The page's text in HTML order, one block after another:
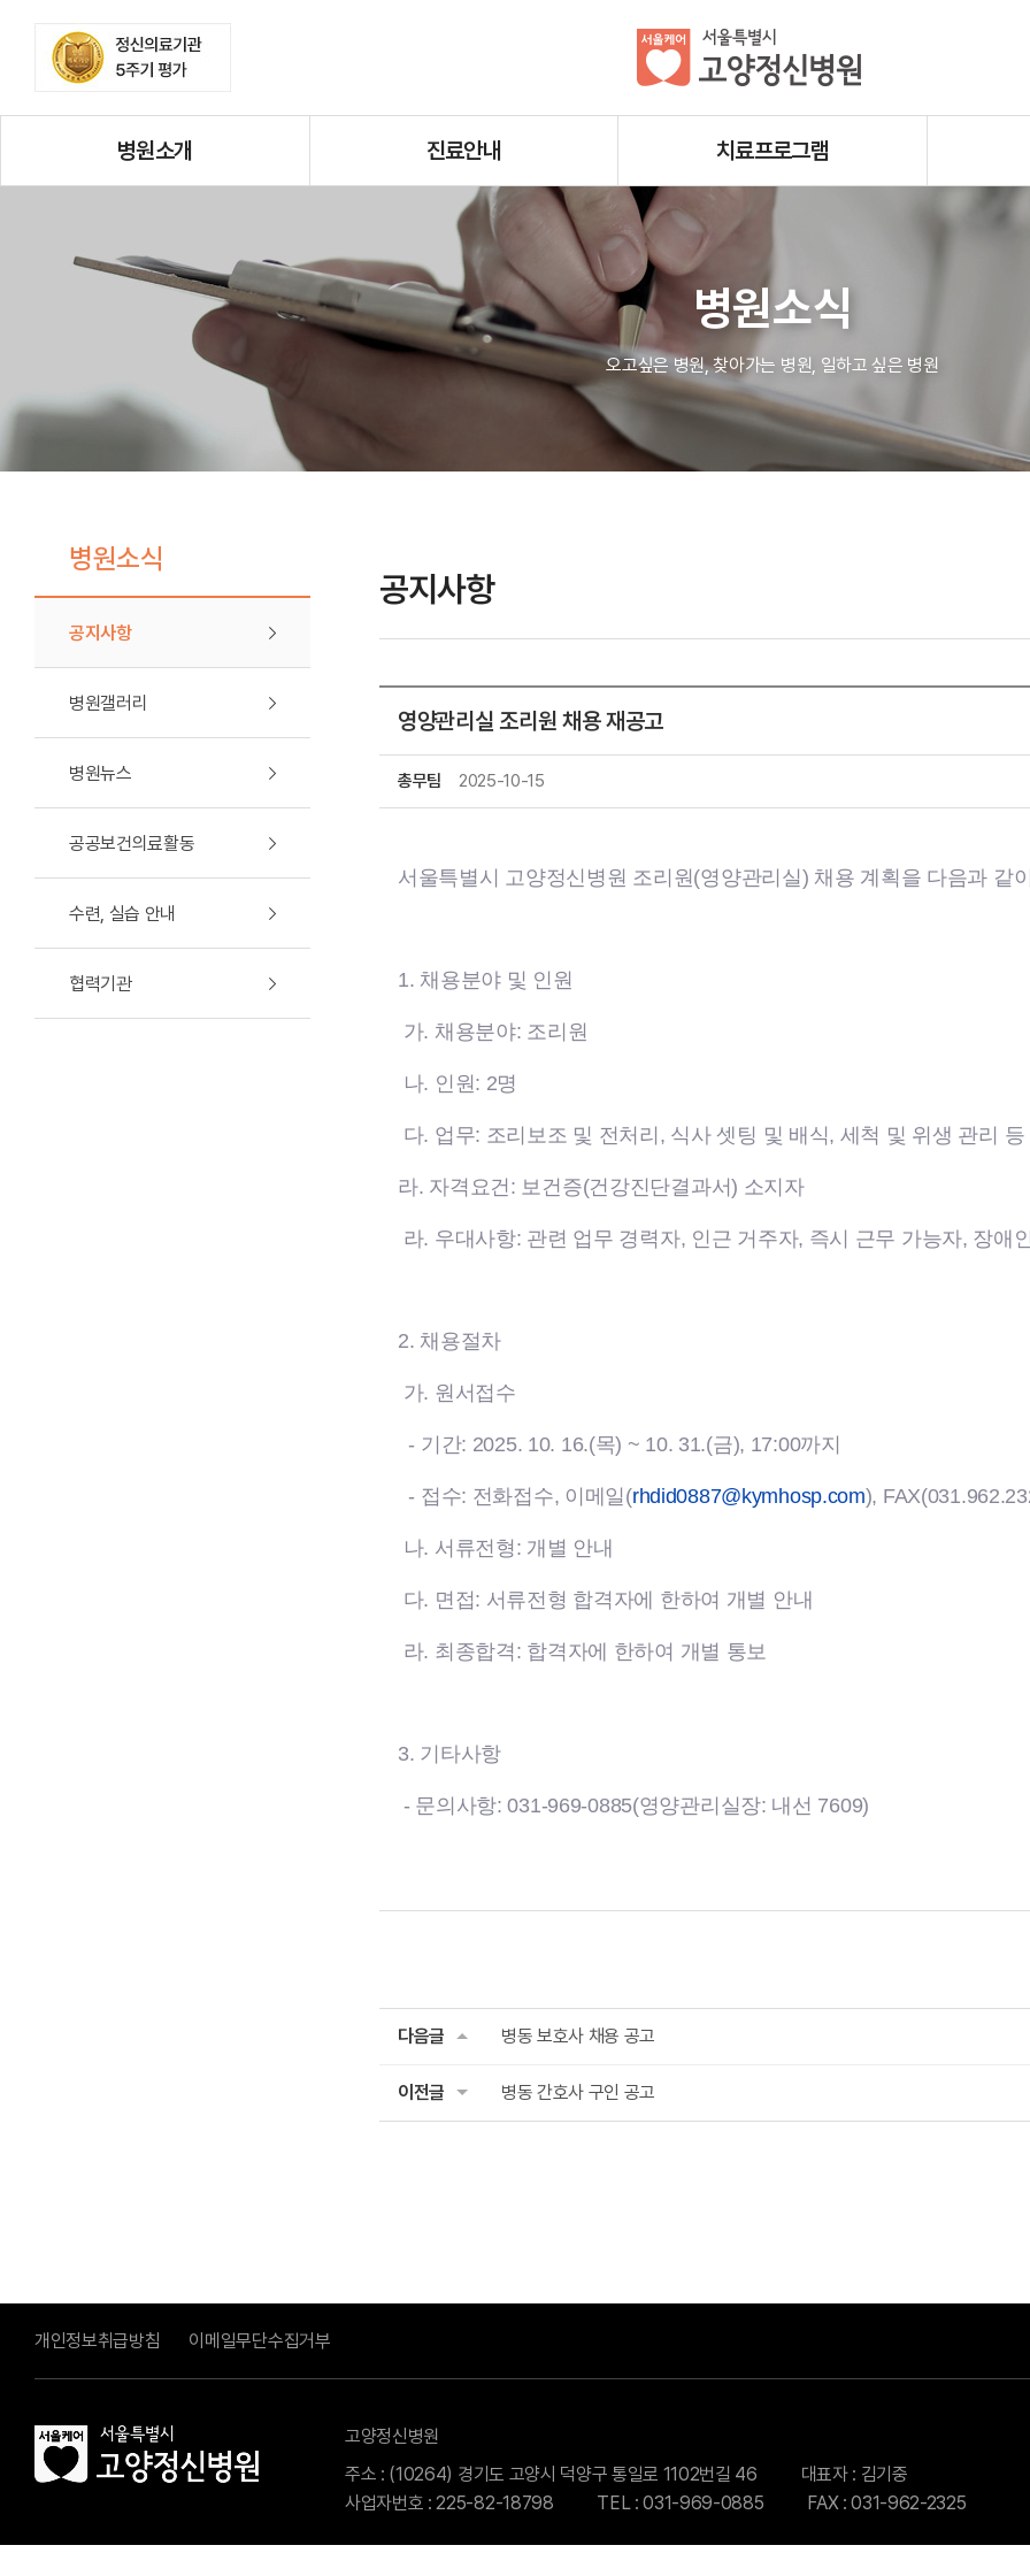
병원소개 진료안내 치료프로그램
병원소식
오고싶은 병원, 찾아가는 병원, 일하고 싶은 병원
병원소식
공지사항
병원갤러리
병원뉴스
공공보건의료활동
수련, 실습 안내
협력기관
공지사항
영양관리실 조리원 채용 재공고
총무팀 2025-10-15
서울특별시 고양정신병원 조리원(영양관리실) 채용 계획을 다음과 같
1. 채용분야 및 인원
가. 채용분야: 조리원
나. 인원: 2명
다. 업무: 조리보조 및 전처리, 식사 셋팅 및 배식, 세척 및 위생 관리 등
라. 자격요건: 보건증(건강진단결과서) 소지자
라. 우대사항: 관련 업무 경력자, 인근 거주자, 즉시 근무 가능자, 장애
2. 채용절차
가. 원서접수
- 기간: 2025. 10. 16.(목) ~ 10. 31.(금), 17:00까지
- 접수: 전화접수, 이메일(rhdid0887@kymhosp.com),
나. 서류전형: 개별 안내
다. 면접: 서류전형 합격자에 한하여 개별 안내
라. 최종합격: 합격자에 한하여 개별 통보
3. 기타사항
- 문의사항: 031-969-0885(영양관리실장: 내선 7609)
다음글 병동 보호사 채용 공고
이전글 병동 간호사 구인 공고
개인정보취급방침 이메일무단수집거부
고양정신병원
주소 : (10264) 경기도 고양시 덕양구 통일로 1102번길 46
대표자 : 김기중
사업자번호 : 225-82-18798
TEL : 031-969-0885 FAX : 031-962-2325